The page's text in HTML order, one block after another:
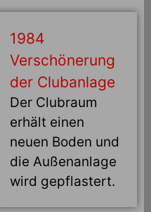
1984
Verschönerung
der Clubanlage
Der Clubraum
erhält einen
neuen Boden und
die Außenanlage
wird gepflastert.